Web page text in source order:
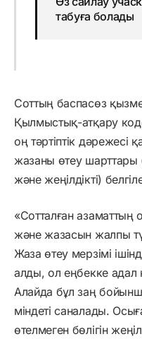
табуға болады
Соттың баспасөз
Қылмыстық-атқару
оң тәртіптік дәрежесі
жазаны өтеу шарттары
және жеңілдікті)
«Сотталған азаматтың
және жазасын жалпы
Жаза өтеу мерзімі
алды, ол еңбекке адал
Алайда бұл заң
міндеті саналады.
өтелмеген бөлігін